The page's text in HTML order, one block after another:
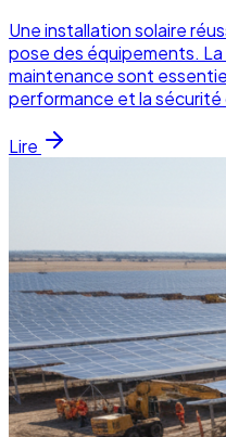
Une installation solaire
pose des équipements. La
maintenance sont
performance et la
Lire